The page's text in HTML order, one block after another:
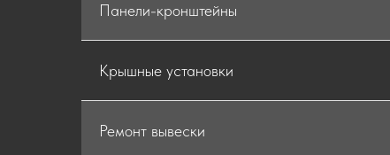
Панели-кронштейны
Крышные установки
Ремонт вывески